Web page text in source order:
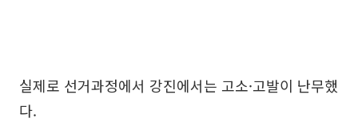
실제로 선거과정에서 강진에서는 고소·고발이 난무했
다.